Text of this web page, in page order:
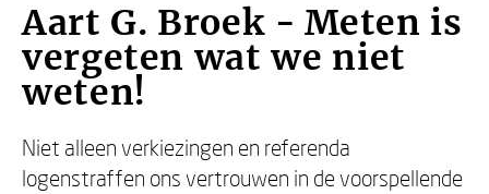
Aart G. Broek - Meten is
vergeten wat we niet
weten!
Niet alleen verkiezingen en referenda
logenstraffen ons vertrouwen in de voorspellende